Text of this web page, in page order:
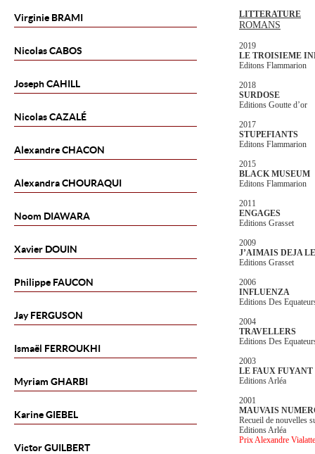
Virginie BRAMI
NicolasCABOS
JosephCAHILL
NicolasCAZALÉ
AlexandreCHACON
AlexandraCHOURAQUI
Noom DIAWARA
Xavier DOUIN
Philippe FAUCON
JayFERGUSON
Ismaël FERROUKHI
Myriam GHARBI
KarineGIEBEL
VictorGUILBERT
LITTERATURE
ROMANS
2019
LE TROISIEME
Editons Flammarion
2018
SURDOSE
Editions Goutte d’or
2017
STUPEFIANTS
Editons Flammarion
2015
BLACK MUSEUM
Editons Flammarion
2011
ENGAGES
Editions Grasset
2009
J’AIMAIS DEJA
Editions Grasset
2006
INFLUENZA
Editions Des
2004
TRAVELLERS
Editions Des
2003
LE FAUX FUYANT
Editions Arléa
2001
MAUVAIS
Recueil de nouvelles
Editions Arléa
Prix Alexandre Vialatte